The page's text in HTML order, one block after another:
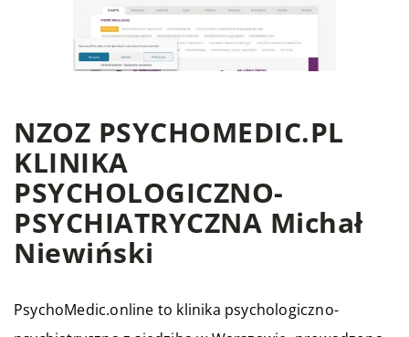
NZOZ PSYCHOMEDIC.PL
KLINIKA
PSYCHOLOGICZNO-
PSYCHIATRYCZNA Michał
Niewiński
PsychoMedic.online to klinika psychologiczno-